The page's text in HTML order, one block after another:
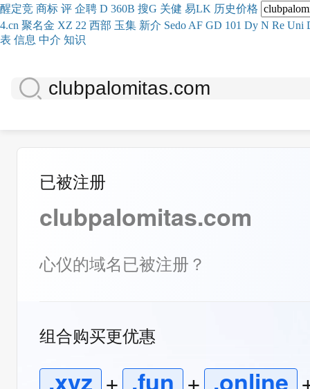
醒定竞 商标 评 企聘 D 360B 搜G 关健 易LK 历史价格
4.cn 聚名金 XZ 22 西部 玉集 新介 Sedo AF GD 101 Dy N Re Uni
表 信息 中介 知识